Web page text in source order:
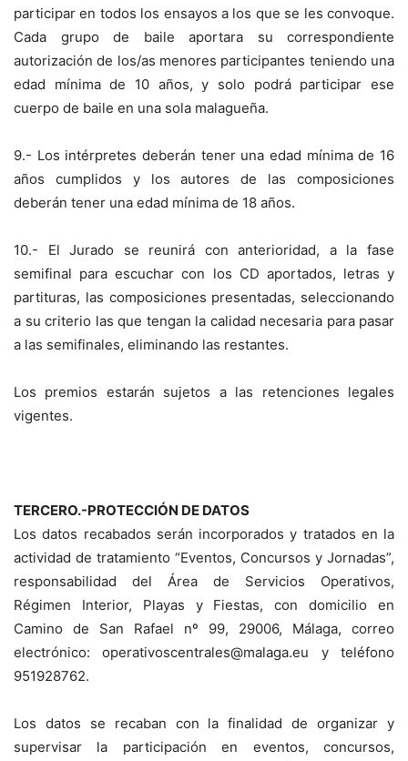
participar en todos los ensayos a los que se les convoque.
Cada grupo de baile aportara su correspondiente
autorización de los/as menores participantes teniendo una
edad mínima de 10 años, y solo podrá participar ese
cuerpo de baile en una sola malagueña.
9.- Los intérpretes deberán tener una edad mínima de 16
años cumplidos y los autores de las composiciones
deberán tener una edad mínima de 18 años.
10.- El Jurado se reunirá con anterioridad, a la fase
semifinal para escuchar con los CD aportados, letras y
partituras, las composiciones presentadas, seleccionando
a su criterio las que tengan la calidad necesaria para pasar
a las semifinales, eliminando las restantes.
Los premios estarán sujetos a las retenciones legales
vigentes.
TERCERO.-PROTECCIÓN DE DATOS
Los datos recabados serán incorporados y tratados en la
actividad de tratamiento “Eventos, Concursos y Jornadas”,
responsabilidad del Área de Servicios Operativos,
Régimen Interior, Playas y Fiestas, con domicilio en
Camino de San Rafael nº 99, 29006, Málaga, correo
electrónico: operativoscentrales@malaga.eu y teléfono
951928762.
Los datos se recaban con la finalidad de organizar y
supervisar la participación en eventos, concursos,